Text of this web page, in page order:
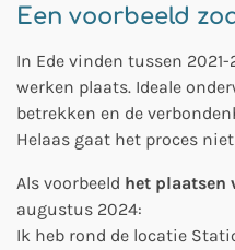
Een voorbeeld
In Ede vinden tussen
werken plaats. Ideale
betrekken en de
Helaas gaat het proces
Als voorbeeld het plaatsen
augustus 2024:
Ik heb rond de locatie